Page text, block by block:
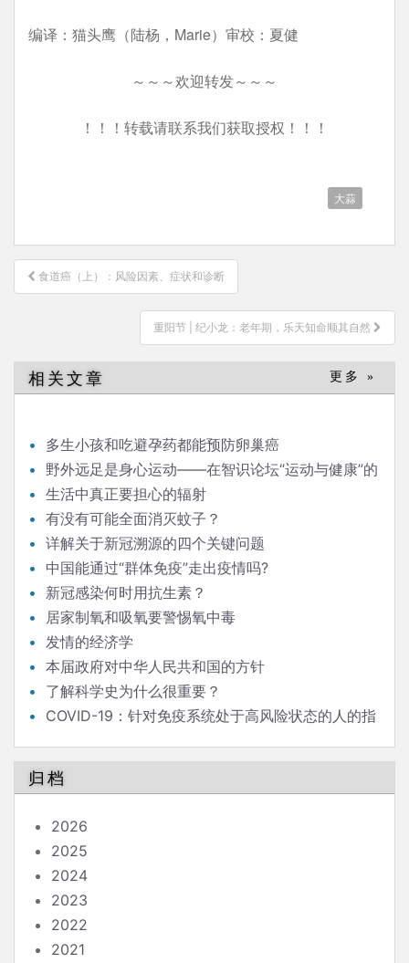
编译：猫头鹰（陆杨，Marie）审校：夏健
～～～欢迎转发～～～
！！！转载请联系我们获取授权！！！
大蒜
文
章
食道癌（上）：风险因素、症状和诊断
重阳节 | 纪小龙：老年期，乐天知命顺其自然
相关文章 更多 »
多生小孩和吃避孕药都能预防卵巢癌
野外远足是身心运动——在智识论坛“运动与健康”的
发言生活中真正要担心的辐射
有没有可能全面消灭蚊子？
详解关于新冠溯源的四个关键问题
中国能通过“群体免疫”走出疫情吗?
新冠感染何时用抗生素？
居家制氧和吸氧要警惕氧中毒
发情的经济学
本届政府对中华人民共和国的方针
了解科学史为什么很重要？
COVID-19：针对免疫系统处于高风险状态的人的指
归档
2026
2025
2024
2023
2022
2021